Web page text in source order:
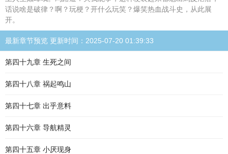
话说啥是破律？啊？玩梗？开什么玩笑？爆笑热血战斗史，从此展
开。
最新章节预览 更新时间：2025-07-20 01:39:33
第四十九章 生死之间
第四十八章 祸起鸣山
第四十七章 出乎意料
第四十六章 导航精灵
第四十五章 小厌现身